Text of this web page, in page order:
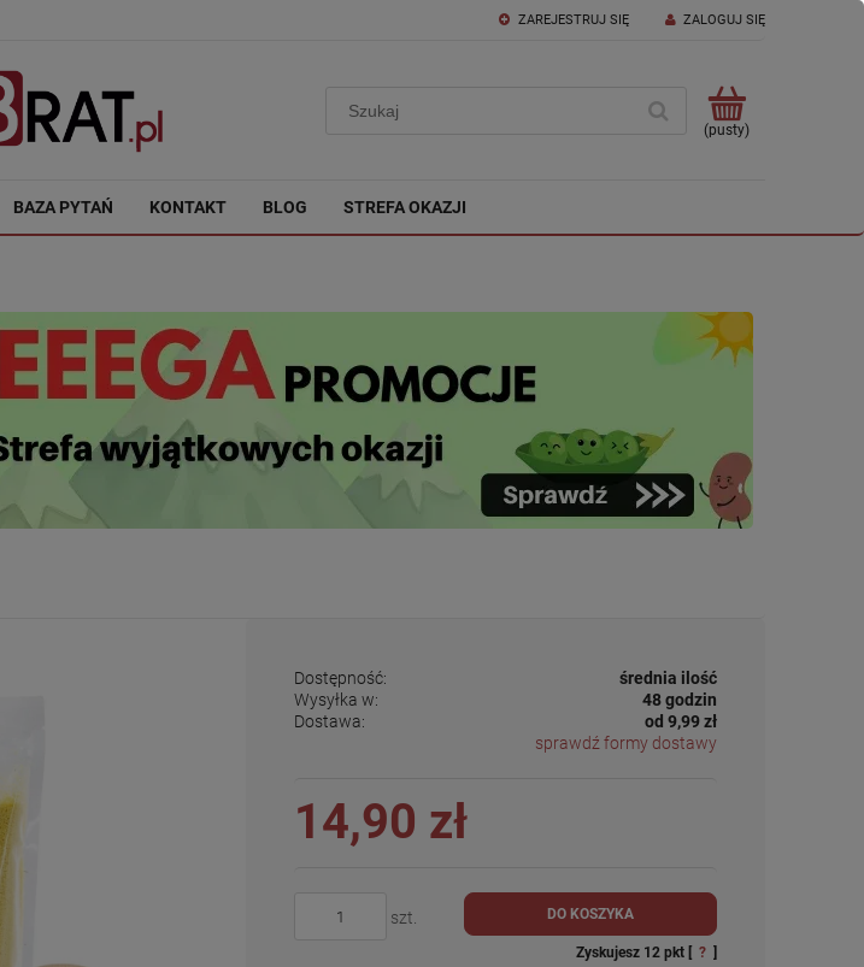
ZAREJESTRUJ SIĘ ZALOGUJ SIĘ
(pusty)
BAZA PYTAŃ KONTAKT BLOG STREFA OKAZJI
Dostępność:
średnia ilość
Wysyłka w:
48 godzin
Dostawa:
od 9,99 zł
sprawdź formy dostawy
14,90 zł
szt. DO KOSZYKA
Zyskujesz 12pkt [ ? ]